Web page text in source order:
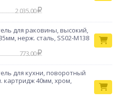
2 035.00
для раковины, высокий,
нерж. сталь, SS02-M138
773.00
для кухни, поворотный
картридж 40мм, хром,